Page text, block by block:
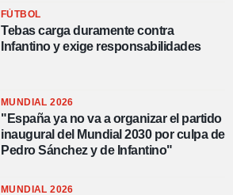
FÚTBOL
Tebas carga duramente contra
Infantino y exige responsabilidades
MUNDIAL 2026
"España ya no va a organizar el partido
inaugural del Mundial 2030 por culpa de
Pedro Sánchez y de Infantino"
MUNDIAL 2026